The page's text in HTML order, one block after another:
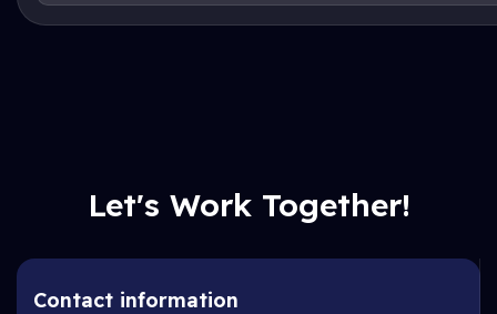
Let's Work Together!
Contact information